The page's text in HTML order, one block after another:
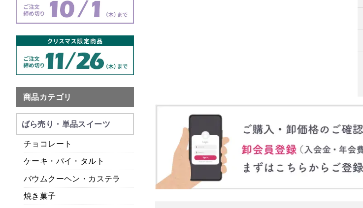
商品カテゴリ
ばら売り・単品スイーツ
チョコレート
ケーキ・パイ・タルト
バウムクーヘン・カステラ
焼き菓子